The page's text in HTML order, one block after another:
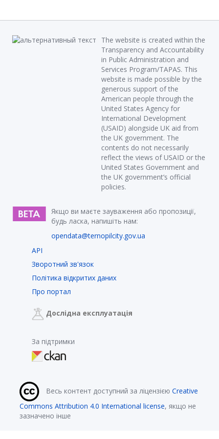
The website is created within the
Transparency and Accountability
in Public Administration and
Services Program/TAPAS. This
website is made possible by the
generous support of the
American people through the
United States Agency for
International Development
(USAID) alongside UK aid from
the UK government. The
contents do not necessarily
reflect the views of USAID or the
United States Government and
the UK government’s official
policies.
Якщо ви маєте зауваження або пропозиції,
будь ласка, напишіть нам:
opendata@ternopilcity.gov.ua
API
Зворотний зв'язок
Політика відкритих даних
Про портал
Дослідна експлуатація
За підтримки
Весь контент доступний за ліцензією Creative
Commons Attribution 4.0 International license, якщо не
зазначено інше